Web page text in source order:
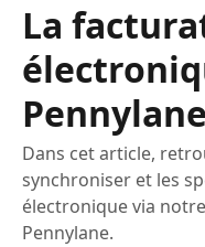
La
Pennylane
Dans cet article,
synchroniser et les
électronique via
Pennylane.